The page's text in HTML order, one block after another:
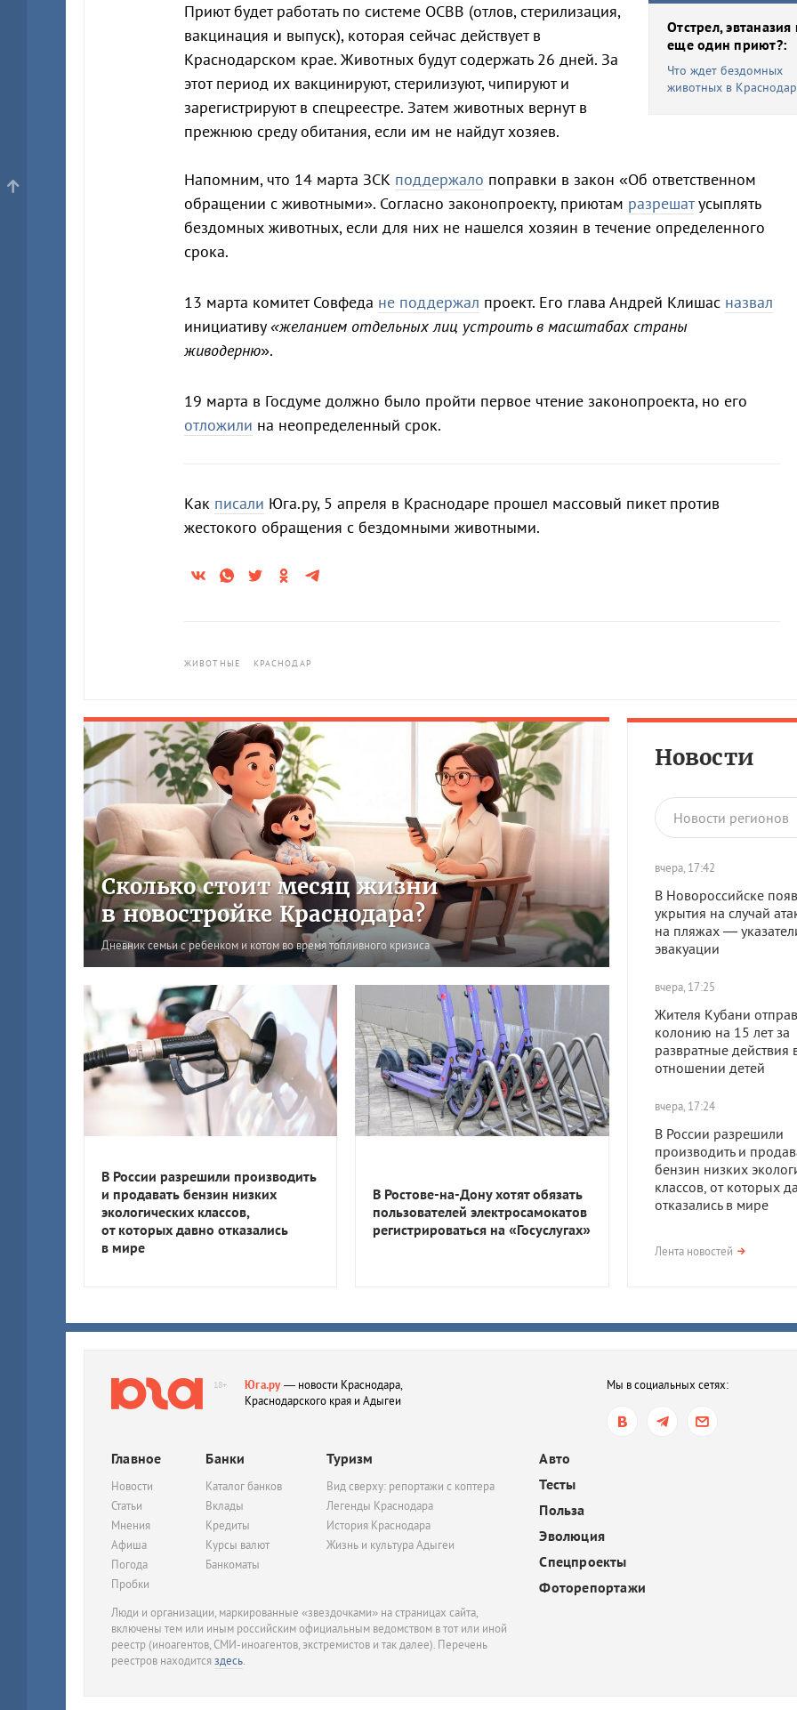
Отстрел, эвтаназия
еще один приют?:
Что ждет бездомных
животных в
Приют будет работать по системе ОСВВ (отлов, стерилизация,
вакцинация и выпуск), которая сейчас действует в
Краснодарском крае. Животных будут содержать 26 дней. За
этот период их вакцинируют, стерилизуют, чипируют и
зарегистрируют в спецреестре. Затем животных вернут в
прежнюю среду обитания, если им не найдут хозяев.
Напомним, что 14 марта ЗСК поддержало поправки в закон «Об ответственном
обращении с животными». Согласно законопроекту, приютам разрешатусыплять
бездомных животных, если для них не нашелся хозяин в течение определенного
срока.
13 марта комитет Совфеда не поддержал проект. Его глава Андрей Клишас назвал
инициативу«желанием отдельных лиц устроить в масштабах страны
живодерню».
19 марта в Госдуме должно было пройти первое чтение законопроекта, но его
отложили на неопределенный срок.
Как писали Юга.ру, 5 апреля в Краснодаре прошел массовый пикет против
жестокого обращения с бездомными животными.
ЖИВОТНЫЕ КРАСНОДАР
Новости
Новости регионов
вчера, 17:42
В Новороссийске
укрытия на случай
на пляжах —
эвакуации
вчера, 17:25
Жителя Кубани
колонию на 15 лет за
развратные действия
отношении детей
вчера, 17:24
В России разрешили
производить и
бензин низких
классов, от которых
отказались в мире
вчера, 17:23
после семейной ссоры
В Ростове-на-Дону
электросамокатов
Лента новостей
Сколько стоит месяц жизни
в новостройке Краснодара?
Дневник семьи с ребенком и котом во время топливного кризиса
В России разрешили производить
и продавать бензин низких
экологических классов,
от которых давно отказались
в мире
В Ростове-на-Дону хотят обязать
пользователей электросамокатов
регистрироваться на «Госуслугах»
18+ Юга.ру— новости Краснодара,
Краснодарского края и Адыгеи
Мы в социальных сетях:
Главное
Новости
Статьи
Мнения
Афиша
Погода
Пробки
Банки
Каталог банков
Вклады
Кредиты
Курсы валют
Банкоматы
Туризм
Вид сверху: репортажи с коптера
Легенды Краснодара
История Краснодара
Жизнь и культура Адыгеи
Авто
Тесты
Польза
Эволюция
Спецпроекты
Фоторепортажи
Люди и организации, маркированные «звездочками» на страницах сайта,
включены тем или иным российским официальным ведомством в тот или иной
реестр (иноагентов, СМИ-иноагентов, экстремистов и так далее). Перечень
реестров находитсяздесь.